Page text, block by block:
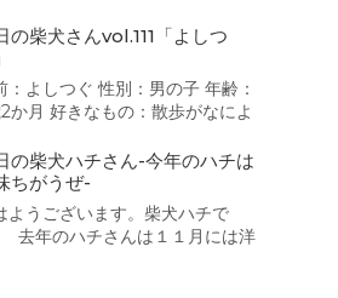
「スカイダック」に遭遇！ ざぶ
。一度乗ってみたいなっ
の柴犬さんvol.111「よしつ
：よしつぐ 性別：男の子 年齢：
か月 好きなもの：散歩がなによ
り、不快な音 靴で地面をこす
が嫌いで、おびえます。 一言：
好きで誰にでもなつきます、特
のお子さん、おばさまが好きで
「柴犬が好き！」をカ...
の柴犬ハチさん-今年のハチは
ちがうぜ-
ようございます。柴犬ハチで
去年のハチさんは１１月には洋